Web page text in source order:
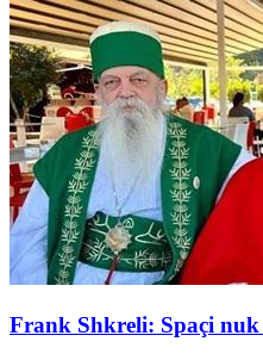
Frank Shkreli: Spaçi